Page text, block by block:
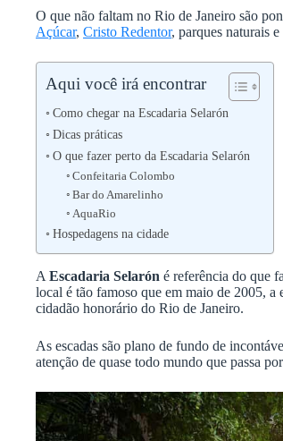
O que não faltam no Rio de Janeiro são
Açúcar, Cristo Redentor, parques naturais
Aqui você irá encontrar
Como chegar na Escadaria Selarón
Dicas práticas
O que fazer perto da Escadaria Selarón
Confeitaria Colombo
Bar do Amarelinho
AquaRio
Hospedagens na cidade
A Escadaria Selarón é referência do que
local é tão famoso que em maio de 2005,
cidadão honorário do Rio de Janeiro.
As escadas são plano de fundo de
atenção de quase todo mundo que passa